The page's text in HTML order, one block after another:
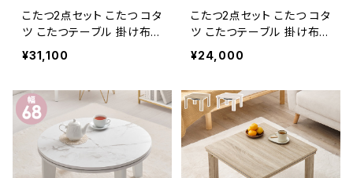
こたつ2点セット こたつ コタ
ツ こたつテーブル 掛け布
団 こたつ布団 カジュアルこ
たつ 冬グッズ 暖房器具
¥31,100
こたつ2点セット こたつ コタ
ツ こたつテーブル 掛け布
団 こたつ布団 カジュアルこ
たつ 冬グッズ 暖房器具
¥24,000